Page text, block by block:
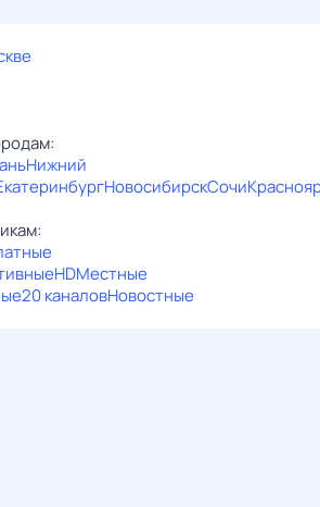
Нижний
НовосибирскСочи
HDМестные
20 каналовНовостные